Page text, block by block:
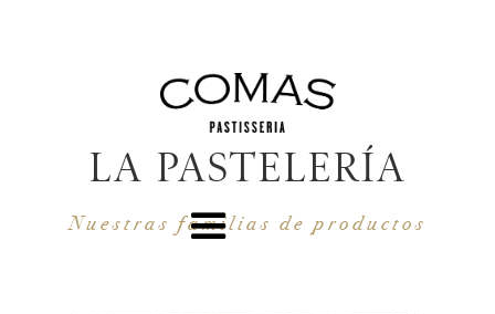
LA PASTELERÍA
Nuestras familias de productos